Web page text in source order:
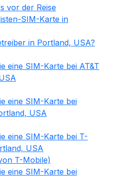
vor der Reise
SIM-Karte in
in Portland, USA?
eine SIM-Karte bei AT&T
eine SIM-Karte bei
USA
eine SIM-Karte bei T-
USA
T-Mobile)
eine SIM-Karte bei